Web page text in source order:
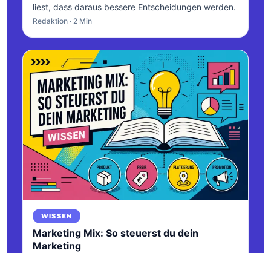
liest, dass daraus bessere Entscheidungen werden.
Redaktion · 2 Min
WISSEN
Marketing Mix: So steuerst du dein
Marketing